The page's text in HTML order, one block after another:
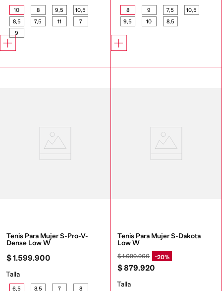
10 8 9,5
10,5
8,5
7,5 11
7
9
8 9 7,5
10,5
9,5
10 8,5
Tenis Para Mujer S-Pro-V-
Dense Low W
$1.599.900
Talla
6,5 8,5 7 8
Tenis Para Mujer S-Dakota
Low W
$1.099.900 20%
$879.920
Talla